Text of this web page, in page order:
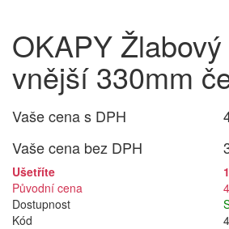
OKAPY
vnější 330mm
Vaše cena s DPH
Vaše cena bez DPH
Ušetříte
Původní cena
Dostupnost
Kód